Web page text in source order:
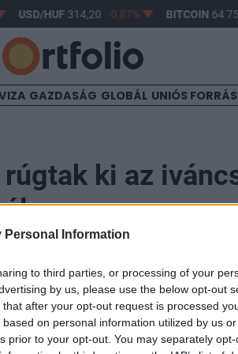
Personal Information
to third parties, or processing of your
by us, please use the below opt-out
after your opt-out request is processed
on personal information utilized by us
prior to your opt-out. You may separately
USD/HUF314,20 -0,87% BITCOIN64
GAZDASÁG GLOBÁL UNIÓS
ki az
dolgozót, főként kölcsönzött
ami mögött az elektromos